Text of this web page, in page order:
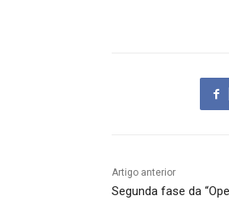
Artigo anterior
Segunda fase da